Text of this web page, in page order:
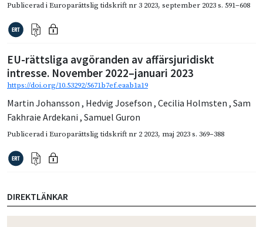
Publicerad iEuroparättslig tidskrift nr 3 2023, september 2023s. 591–608
EU-rättsliga avgöranden av affärsjuridiskt
intresse. November 2022–januari 2023
https://doi.org/10.53292/5671b7ef.eaab1a19
Martin Johansson , Hedvig Josefson , Cecilia Holmsten , Sam
Fakhraie Ardekani , Samuel Guron
Publicerad iEuroparättslig tidskrift nr 2 2023, maj 2023s. 369–388
DIREKTLÄNKAR